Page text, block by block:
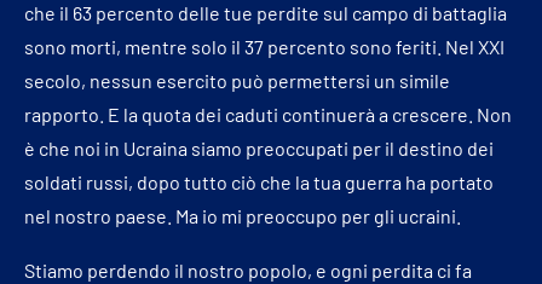
che il 63 percento delle tue perdite sul campo di battaglia
sono morti, mentre solo il 37 percento sono feriti. Nel XXI
secolo, nessun esercito può permettersi un simile
rapporto. E la quota dei caduti continuerà a crescere. Non
è che noi in Ucraina siamo preoccupati per il destino dei
soldati russi, dopo tutto ciò che la tua guerra ha portato
nel nostro paese. Ma io mi preoccupo per gli ucraini.
Stiamo perdendo il nostro popolo, e ogni perdita ci fa